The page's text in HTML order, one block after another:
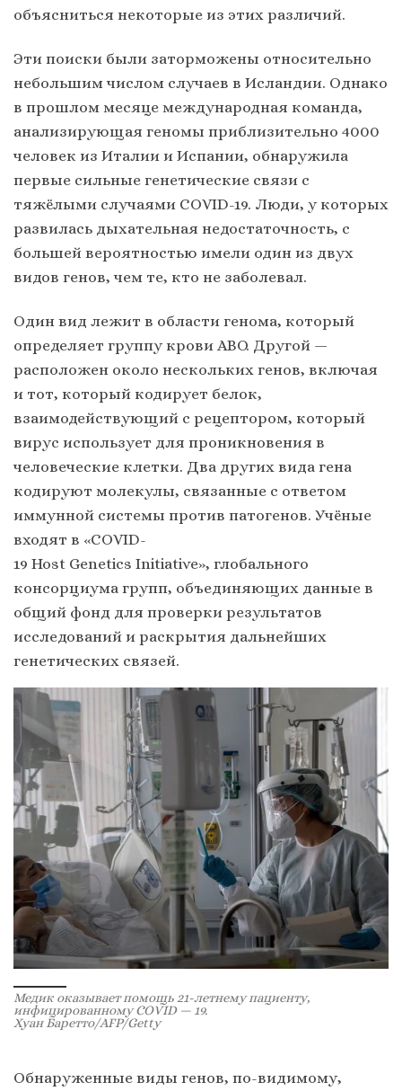
объясниться некоторые из этих различий.
Эти поиски были заторможены относительно
небольшим числом случаев в Исландии. Однако
в прошлом месяце международная команда,
анализирующая геномы приблизительно 4000
человек из Италии и Испании, обнаружила
первые сильные генетические связи с
тяжёлыми случаями COVID-19. Люди, у которых
развилась дыхательная недостаточность, с
большей вероятностью имели один из двух
видов генов, чем те, кто не заболевал.
Один вид лежит в области генома, который
определяет группу крови ABO. Другой —
расположен около нескольких генов, включая
и тот, который кодирует белок,
взаимодействующий с рецептором, который
вирус использует для проникновения в
человеческие клетки. Два других вида гена
кодируют молекулы, связанные с ответом
иммунной системы против патогенов. Учёные
входят в «COVID-
19 Host Genetics Initiative», глобального
консорциума групп, объединяющих данные в
общий фонд для проверки результатов
исследований и раскрытия дальнейших
генетических связей.
Медик оказывает помощь 21-летнему пациенту,
инфицированному COVID — 19.
Хуан Баретто/AFP/Getty
Обнаруженные виды генов, по-видимому,